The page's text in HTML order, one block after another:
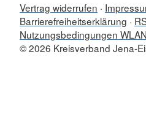
Vertrag widerrufen
Barrierefreiheitserklärung
Nutzungsbedingungen WLAN
© 2026 Kreisverband Jena-